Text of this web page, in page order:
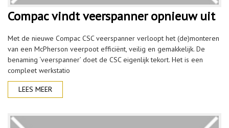
Compac vindt veerspanner opnieuw uit
Met de nieuwe Compac CSC veerspanner verloopt het (de)monteren
van een McPherson veerpoot efficiënt, veilig en gemakkelijk. De
benaming ‘veerspanner’ doet de CSC eigenlijk tekort. Het is een
compleet werkstatio
LEES MEER